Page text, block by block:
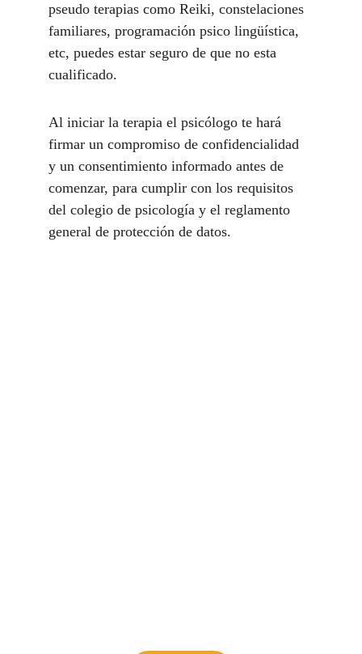
pseudo terapias como Reiki, constelaciones
familiares, programación psico lingüística,
etc, puedes estar seguro de que no esta
cualificado.
Al iniciar la terapia el psicólogo te hará
firmar un compromiso de confidencialidad
y un consentimiento informado antes de
comenzar, para cumplir con los requisitos
del colegio de psicología y el reglamento
general de protección de datos.